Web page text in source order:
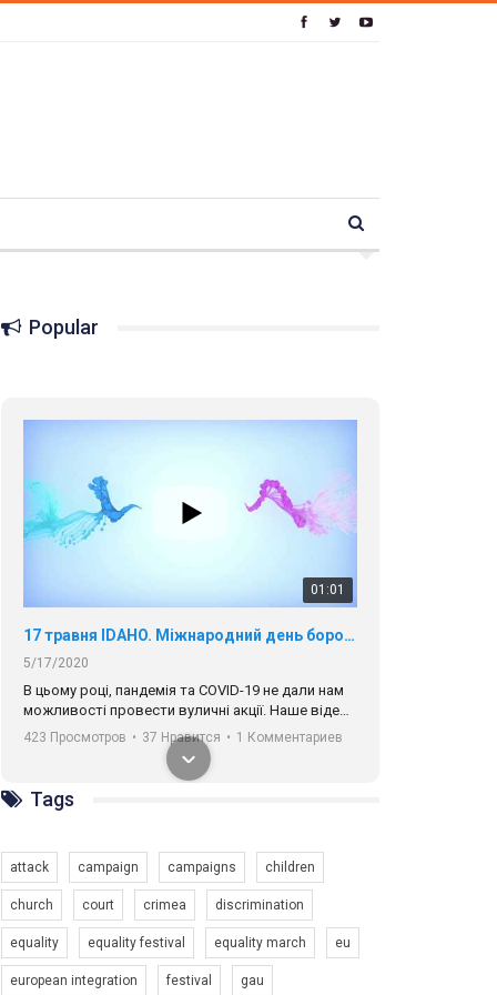
Popular
01:01
17 травня IDAHO. Міжнародний день боротьби з гомофобією трансфобією і біфобія.
5/17/2020
В цьому році, пандемія та COVІD-19 не дали нам
можливості провести вуличні акції. Наше відео-
звернення про те, що навіть коли ми у різних
містах та не можемо зустрінеться, ми разом. Ми
закликаємо всіх хто поділяє цінності рівності та
солідарності, приєднатися до нас. Регіональні
підрозділи ГАУ є в 16 областях України.
423 Просмотров • 37 Нравится • 1 Комментариев
Tags
attack campaign campaigns children
church court crimea discrimination
equality equality festival equality march eu
european integration festival gau